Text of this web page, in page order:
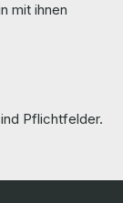
mit ihnen
Pflichtfelder.